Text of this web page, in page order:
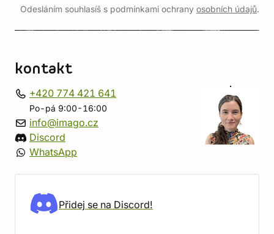
Odesláním souhlasíš s podmínkami ochrany osobních údajů.
kontakt
+420 774 421 641
Po-pá 9:00-16:00
info@imago.cz
Discord
WhatsApp
Přidej se na Discord!